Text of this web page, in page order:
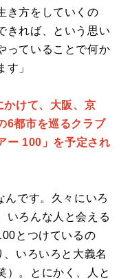
き方をしていくの
きれば、という思い
っていることで何か
す」
けて、大阪、京
6都市を巡るクラブ
ー 100」を予定され
んです。久々にいろ
いろんな人と会える
とつけているの
いろいろと大義名
）。とにかく、人と